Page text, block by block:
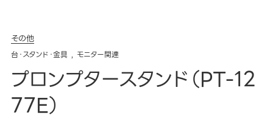
その他
台・スタンド・金具 モニター関連
プロンプタースタンド（PT-12
77E）